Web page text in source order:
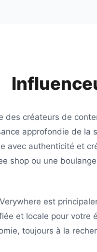
des créateurs de
approfondie de la
avec authenticité et
shop ou une
est
et locale pour votre
toujours à la